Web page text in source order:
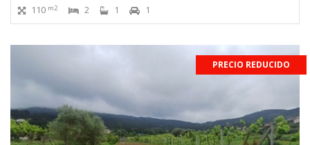
110 m2 2 1 1
PRECIO REDUCIDO